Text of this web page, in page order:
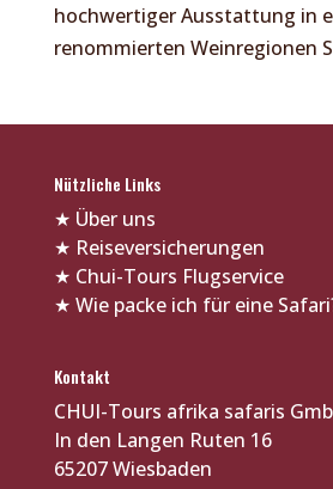
hochwertiger Ausstattung in
renommierten Weinregionen
Nützliche Links
★ Über uns
★ Reiseversicherungen
★ Chui-Tours Flugservice
★ Wie packe ich für eine
Kontakt
CHUI-Tours afrika safaris
In den Langen Ruten 16
65207 Wiesbaden